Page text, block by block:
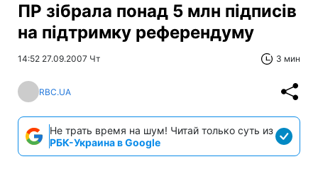
ПР зібрала понад 5 млн підписів
на підтримку референдуму
14:52 27.09.2007 Чт 3 мин
RBC.UA
Не трать время на шум! Читай только суть из
РБК-Украина в Google